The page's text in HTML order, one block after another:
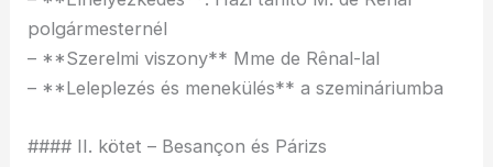
polgármesternél
– **Szerelmi viszony** Mme de Rênal-lal
– **Leleplezés és menekülés** a szemináriumba
#### II. kötet – Besançon és Párizs